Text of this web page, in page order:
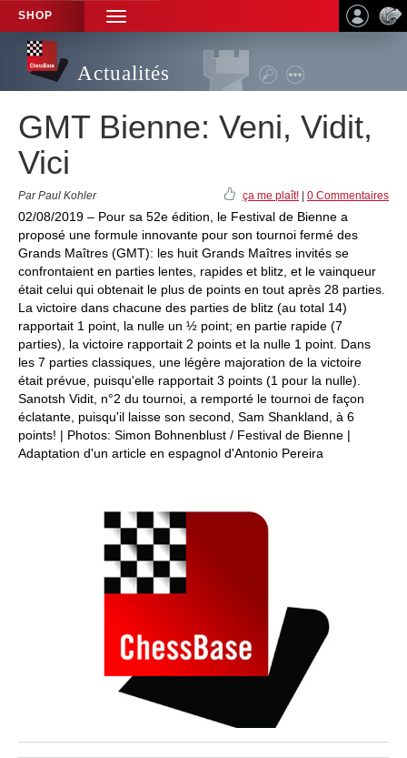
SHOP
TOGGLE
NAVIGATION
Actualités
GMT Bienne: Veni, Vidit,
Vici
Par Paul Kohler ça me plaît! 0 Commentaires
02/08/2019 – Pour sa 52e édition, le Festival de Bienne a
proposé une formule innovante pour son tournoi fermé des
Grands Maîtres (GMT): les huit Grands Maîtres invités se
confrontaient en parties lentes, rapides et blitz, et le vainqueur
était celui qui obtenait le plus de points en tout après 28 parties.
La victoire dans chacune des parties de blitz (au total 14)
rapportait 1 point, la nulle un ½ point; en partie rapide (7
parties), la victoire rapportait 2 points et la nulle 1 point. Dans
les 7 parties classiques, une légère majoration de la victoire
était prévue, puisqu'elle rapportait 3 points (1 pour la nulle).
Sanotsh Vidit, n°2 du tournoi, a remporté le tournoi de façon
éclatante, puisqu'il laisse son second, Sam Shankland, à 6
points! | Photos: Simon Bohnenblust / Festival de Bienne |
Adaptation d'un article en espagnol d'Antonio Pereira